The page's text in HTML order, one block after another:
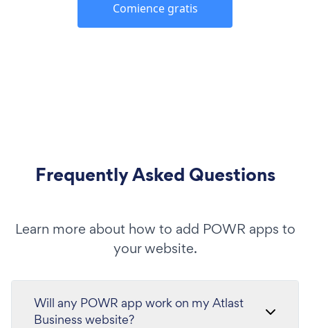
Comience gratis
Frequently Asked Questions
Learn more about how to add POWR apps to
your website.
Will any POWR app work on my Atlast
Business website?